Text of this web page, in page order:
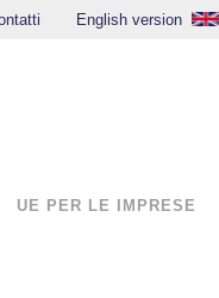
English version
UE PER LE IMPRESE